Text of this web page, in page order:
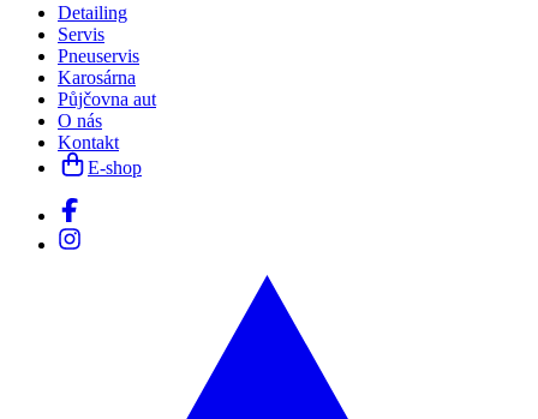
Detailing
Servis
Pneuservis
Karosárna
Půjčovna aut
O nás
Kontakt
E-shop